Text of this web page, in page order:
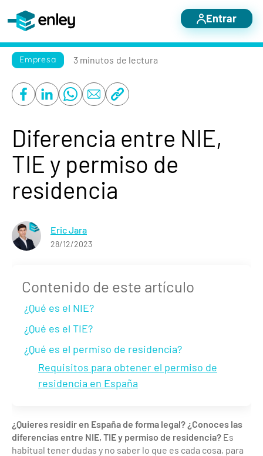
Servicios destacados
Otros servicios
Nosotros
Contacto
Entrar
Empresa 3 minutos de lectura
Diferencia entre NIE,
TIE y permiso de
residencia
Eric Jara
28/12/2023
Contenido de este artículo
¿Qué es el NIE?
¿Qué es el TIE?
¿Qué es el permiso de residencia?
Requisitos para obtener el permiso de
residencia en España
¿Quieres residir en España de forma legal? ¿Conoces las
diferencias entre NIE, TIE y permiso de residencia? Es
habitual tener dudas y no saber lo que es cada cosa, para